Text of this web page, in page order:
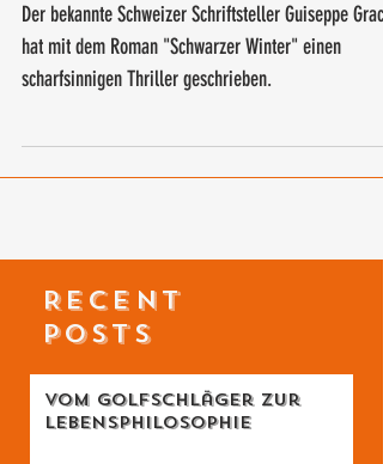
Der bekannte Schweizer Schriftsteller Guiseppe Gracia
hat mit dem Roman "Schwarzer Winter" einen
scharfsinnigen Thriller geschrieben.
RECENT
POSTS
Vom Golfschläger zur
Lebensphilosophie